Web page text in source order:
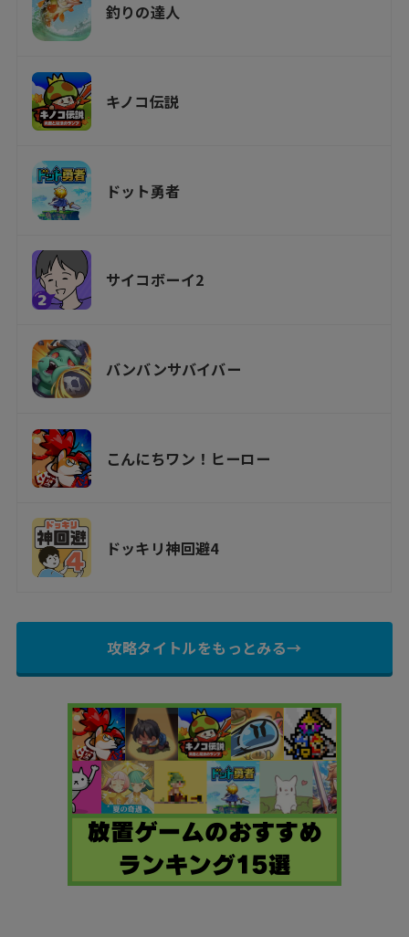
釣りの達人
キノコ伝説
ドット勇者
サイコボーイ2
バンバンサバイバー
こんにちワン！ヒーロー
ドッキリ神回避4
攻略タイトルをもっとみる→